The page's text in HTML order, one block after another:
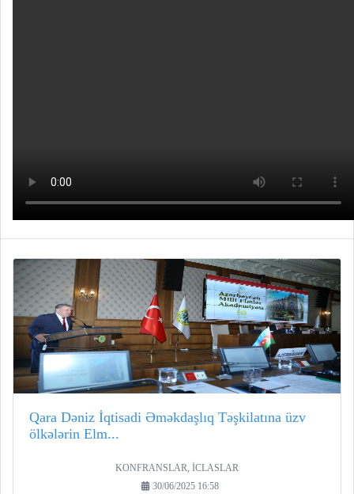
Qara Dəniz İqtisadi Əməkdaşlıq Təşkilatına üzv
ölkələrin Elm...
KONFRANSLAR, İCLASLAR
30/06/2025 16:58